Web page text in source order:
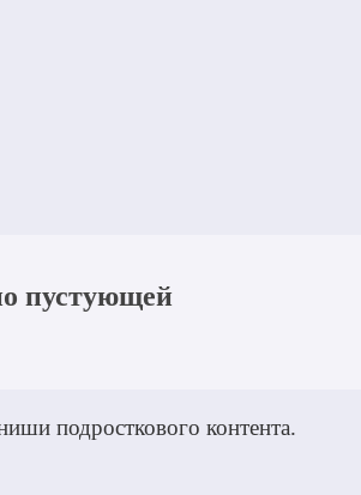
пустующей
подросткового контента.